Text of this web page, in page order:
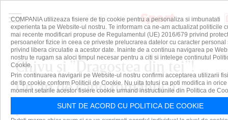
Chivu şi ”Dragostea din tei”!
Un an de când românul a
preluat Inter Milano
COMPANIA utilizeaza fisiere de tip cookie pentru a personaliza si imbunatati
experienta ta pe Website-ul nostru. Te informam ca ne-am actualizat politicile
mai recente modificari propuse de Regulamentul (UE) 2016/679 privind
persoanelor fizice in ceea ce priveste prelucrarea datelor cu caracter personal
privind libera circulatie a acestor date. Inainte de a continua navigarea pe
nostru te rugam sa aloci timpul necesar pentru a citi si intelege continutul
Cookie.
Prin continuarea navigarii pe Website-ul nostru confirmi acceptarea utilizarii
de tip cookie conform Politicii de Cookie. Nu uita totusi ca poti modifica in orice
moment setarile acestor fisiere cookie urmand instructiunile din Politica de
SUNT DE ACORD CU POLITICA DE COOKIE